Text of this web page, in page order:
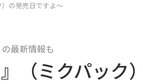
の発売日ですよ～
最新情報も
（ミクパック